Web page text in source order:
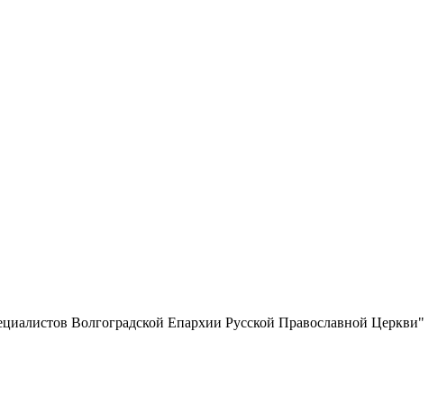
Волгоградской Eпархии Русской Православной Церкви"